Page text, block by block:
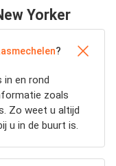
Yorker
?
in en rond
zoals
Zo weet u altijd
u in de buurt is.